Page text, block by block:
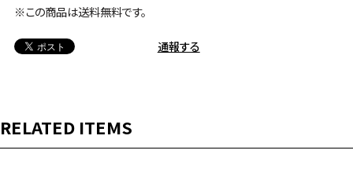
※この商品は送料無料です。
通報する
RELATED ITEMS